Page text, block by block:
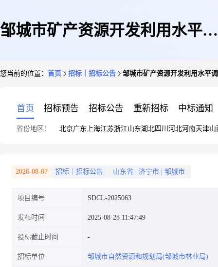
邹城市矿产资源开发利用水平调
您当前的位置： 首页 招标｜招标公告 邹城市矿产资源开发利用水平
首页 招标预告 招标公告 重新招标 中标通知
省份地区： 北京广东 上海江苏浙江山东湖北四川 河北河南天津山
2026-08-07 招标｜招标公告 山东省 济宁市 邹城市
项目编号 SDCL-2025063
发布时间 2025-08-28 11:47:49
投标截止时间
招标单位 邹城市自然资源和规划局(邹城市林业局)